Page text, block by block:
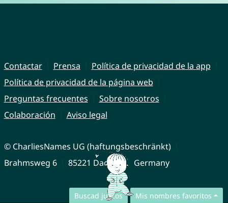
Buscad juntos Mis nombres favoritos
Contactar Prensa
Política de privacidad de la app
Política de privacidad de la página web
Preguntas frecuentes
Sobre nosotros
Colaboración
Aviso legal
© CharliesNames UG (haftungsbeschränkt)
Brahmsweg 6
85221 Dachau Germany